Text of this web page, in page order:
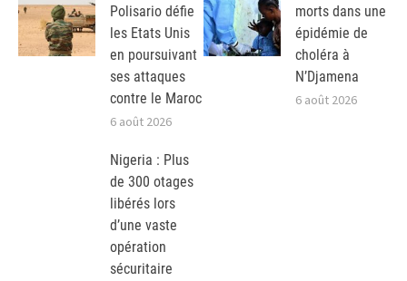
Polisario défie
les Etats Unis
en poursuivant
ses attaques
contre le Maroc
6 août 2026
morts dans une
épidémie de
choléra à
N’Djamena
6 août 2026
Nigeria : Plus
de 300 otages
libérés lors
d’une vaste
opération
sécuritaire